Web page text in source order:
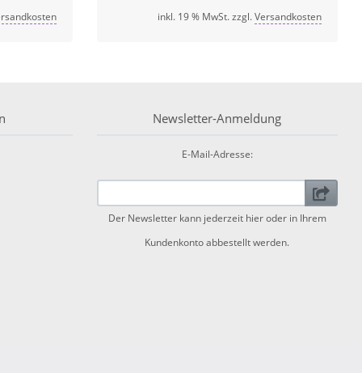
inkl. 19 % MwSt. zzgl.Versandkosten
Newsletter-Anmeldung
E-Mail-Adresse:
Der Newsletter kann jederzeit hier oder in Ihrem
Kundenkonto abbestellt werden.